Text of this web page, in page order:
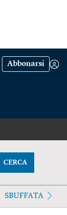
Abbonarsi
CERCA
SBUFFATA